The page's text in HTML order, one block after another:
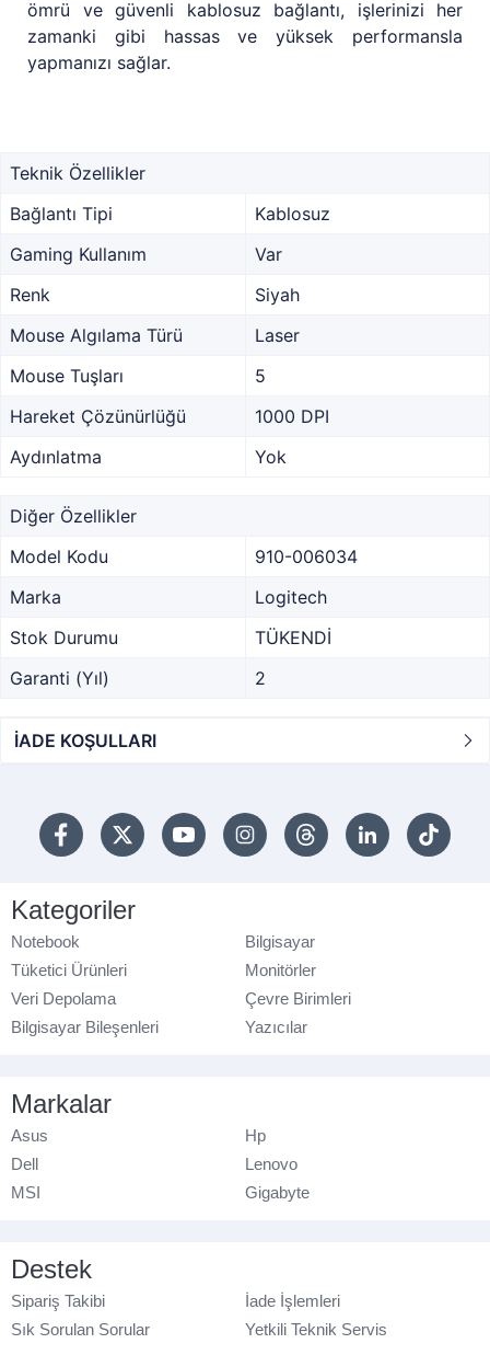
ömrü ve güvenli kablosuz bağlantı, işlerinizi her
zamanki gibi hassas ve yüksek performansla
yapmanızı sağlar.
Teknik Özellikler
Bağlantı Tipi
Kablosuz
Gaming Kullanım
Var
Renk
Siyah
Mouse Algılama Türü
Laser
Mouse Tuşları
5
Hareket Çözünürlüğü
1000 DPI
Aydınlatma
Yok
Diğer Özellikler
Model Kodu
910-006034
Marka
Logitech
Stok Durumu
TÜKENDİ
Garanti (Yıl)
2
İADE KOŞULLARI
Kategoriler
Notebook
Bilgisayar
Tüketici Ürünleri
Monitörler
Veri Depolama
Çevre Birimleri
Bilgisayar Bileşenleri
Yazıcılar
Markalar
Asus
Hp
Dell
Lenovo
MSI
Gigabyte
Destek
Sipariş Takibi
İade İşlemleri
Sık Sorulan Sorular
Yetkili Teknik Servis